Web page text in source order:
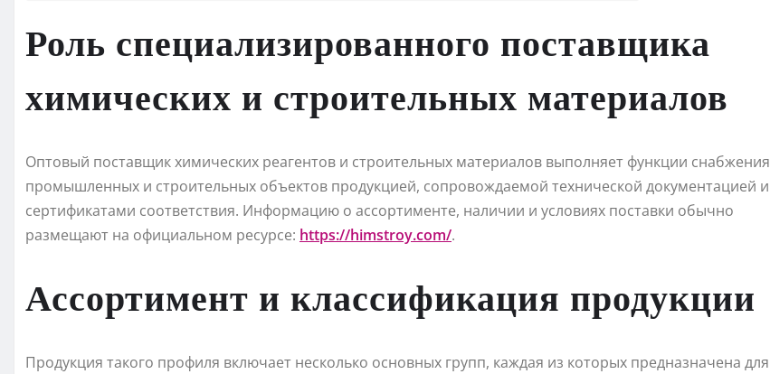
Роль специализированного поставщика
химических и строительных материалов
Оптовый поставщик химических реагентов и строительных материалов выполняет функции снабжения
промышленных и строительных объектов продукцией, сопровождаемой технической документацией и
сертификатами соответствия. Информацию о ассортименте, наличии и условиях поставки обычно
размещают на официальном ресурсе: https://himstroy.com/.
Ассортимент и классификация продукции
Продукция такого профиля включает несколько основных групп, каждая из которых предназначена для